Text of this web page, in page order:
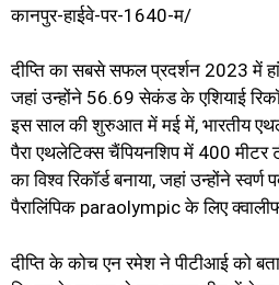
कानपुर-हाईवे-पर-1640-म/
दीप्ति का सबसे सफल प्रदर्शन 2023 में
जहां उन्होंने 56.69 सेकंड के एशियाई
इस साल की शुरुआत में मई में, भारतीय
पैरा एथलेटिक्स चैंपियनशिप में 400
का विश्व रिकॉर्ड बनाया, जहां उन्होंने
पैरालिंपिक paraolympic के लिए
दीप्ति के कोच एन रमेश ने पीटीआई को